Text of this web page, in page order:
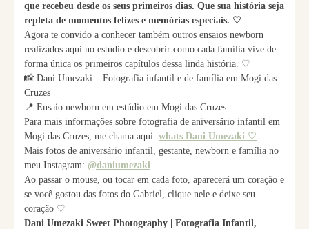
que recebeu desde os seus primeiros dias. Que sua história seja
repleta de momentos felizes e memórias especiais. ♡
Agora te convido a conhecer também outros ensaios newborn
realizados aqui no estúdio e descobrir como cada família vive de
forma única os primeiros capítulos dessa linda história. ♡
📸 Dani Umezaki – Fotografia infantil e de família em Mogi das
Cruzes
📍 Ensaio newborn em estúdio em Mogi das Cruzes
Para mais informações sobre fotografia de aniversário infantil em
Mogi das Cruzes, me chama aqui: whats Dani Umezaki ♡
Mais fotos de aniversário infantil, gestante, newborn e família no
meu Instagram: @daniumezaki
Ao passar o mouse, ou tocar em cada foto, aparecerá um coração e
se você gostou das fotos do Gabriel, clique nele e deixe seu
coração ♡
Dani Umezaki Sweet Photography | Fotografia Infantil,